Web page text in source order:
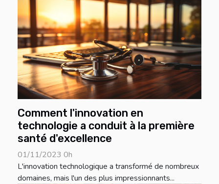
Comment l'innovation en
technologie a conduit à la première
santé d'excellence
01/11/2023 0h
L'innovation technologique a transformé de nombreux
domaines, mais l'un des plus impressionnants...